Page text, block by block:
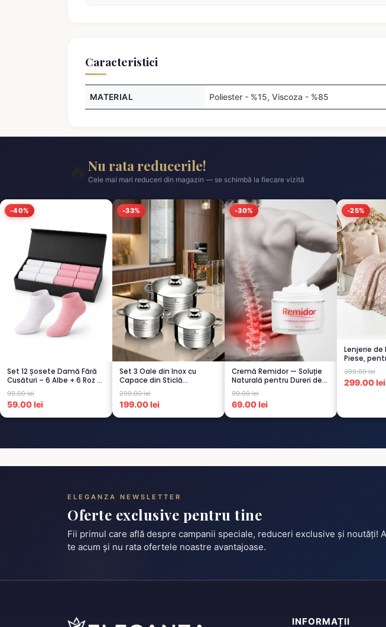
Caracteristici
MATERIAL Poliester - %15, Viscoza - %85
Nu rata reducerile!
Cele mai mari reduceri din magazin — se schimbă la fiecare vizită
-40%
Set 12 Șosete Damă Fără
Cusături – 6 Albe + 6 Roz –
Scu...
99.00 lei
59.00 lei
-33%
Set 3 Oale din Inox cu
Capace din Sticlă
Termorezistent...
299.00 lei
199.00 lei
-30%
Cremă Remidor — Soluție
Naturală pentru Dureri de
Spate...
99.00 lei
69.00 lei
-25%
Lenjerie de
Piese,
CAPUCI...
399.00 lei
299.00 lei
ELEGANZA NEWSLETTER
Oferte exclusive pentru tine
Fii primul care află despre campanii speciale, reduceri exclusive și noutăți!
te acum și nu rata ofertele noastre avantajoase.
INFORMAȚII